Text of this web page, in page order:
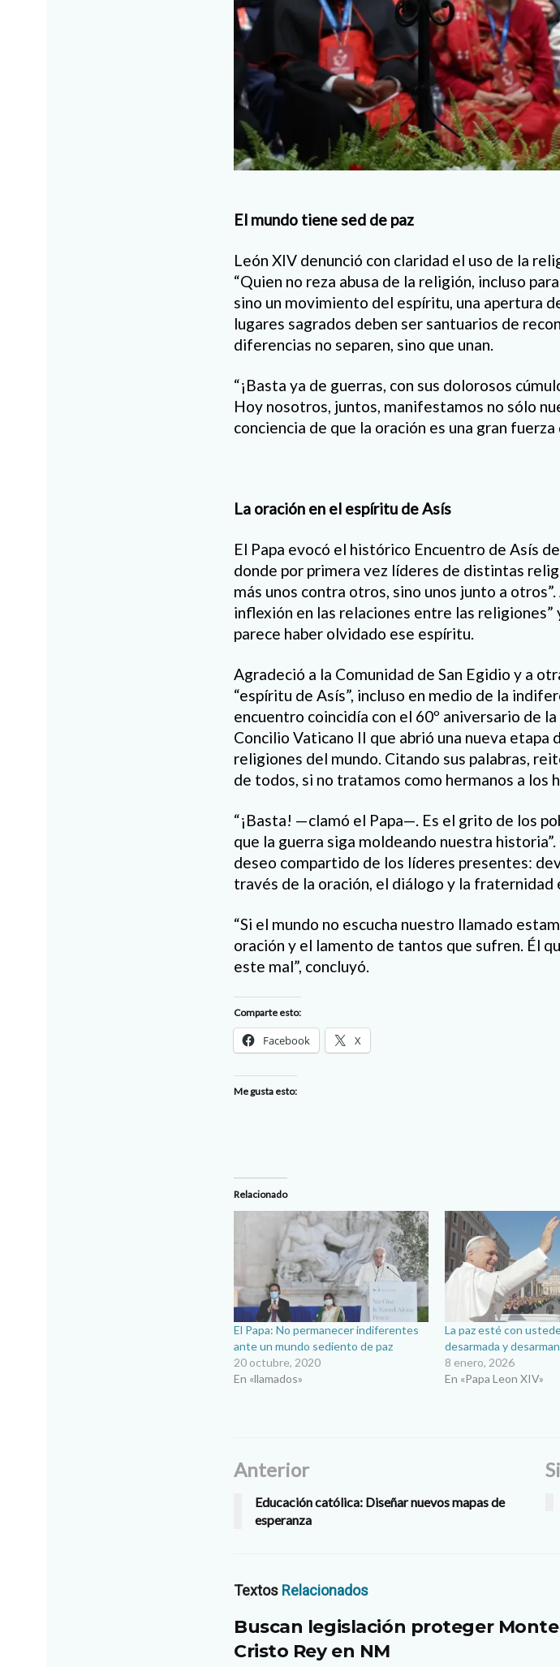
El mundo tiene sed de paz
León XIV denunció con claridad el uso de la
“Quien no reza abusa de la religión, incluso
sino un movimiento del espíritu, una apertura
lugares sagrados deben ser santuarios de
diferencias no separen, sino que unan.
“¡Basta ya de guerras, con sus dolorosos
Hoy nosotros, juntos, manifestamos no sólo
conciencia de que la oración es una gran fuerza
La oración en el espíritu de Asís
El Papa evocó el histórico Encuentro de Asís
donde por primera vez líderes de distintas
más unos contra otros, sino unos junto a
inflexión en las relaciones entre las
parece haber olvidado ese espíritu.
Agradeció a la Comunidad de San Egidio y a
“espíritu de Asís”, incluso en medio de la
encuentro coincidía con el 60º aniversario de
Concilio Vaticano II que abrió una nueva
religiones del mundo. Citando sus palabras,
de todos, si no tratamos como hermanos a los
“¡Basta! —clamó el Papa—. Es el grito de los
que la guerra siga moldeando nuestra
deseo compartido de los líderes presentes:
través de la oración, el diálogo y la fraternidad
“Si el mundo no escucha nuestro llamado
oración y el lamento de tantos que sufren. Él
este mal”, concluyó.
Comparte esto:
Facebook X
Me gusta esto:
Relacionado
El Papa: No permanecer indiferentes
ante un mundo sediento de paz
20 octubre, 2020
En «llamados»
La paz esté con
desarmada y
8 enero, 2026
En «Papa Leon XIV»
Anterior
Educación católica: Diseñar nuevos mapas de
esperanza
Textos Relacionados
Buscan legislación proteger
Cristo Rey en NM